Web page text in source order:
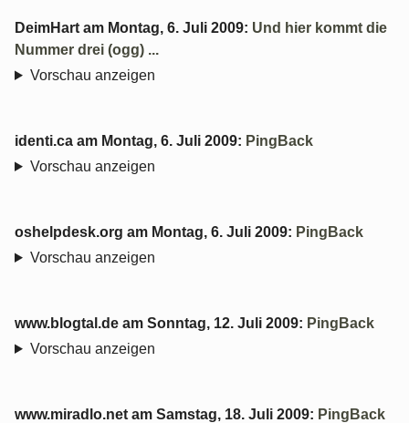
DeimHart am Montag, 6. Juli 2009: Und hier kommt die
Nummer drei (ogg) ...
Vorschau anzeigen
identi.ca am Montag, 6. Juli 2009: PingBack
Vorschau anzeigen
oshelpdesk.org am Montag, 6. Juli 2009: PingBack
Vorschau anzeigen
www.blogtal.de am Sonntag, 12. Juli 2009: PingBack
Vorschau anzeigen
www.miradlo.net am Samstag, 18. Juli 2009: PingBack